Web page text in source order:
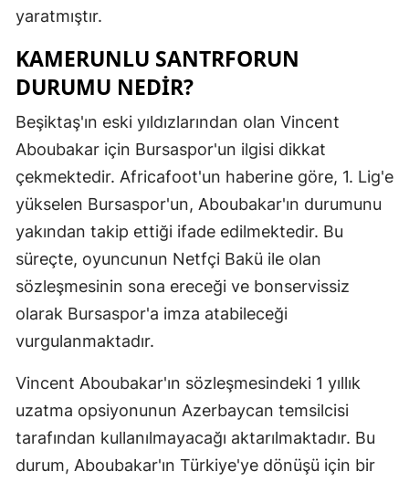
Giresun
Gümüşhane
Hakkari
Isparta
İzmir
Kars
Kastamonu
yaratmıştır.
KAMERUNLU SANTRFORUN
DURUMU NEDIR?
Beşiktaş'ın eski yıldızlarından olan Vincent
Aboubakar için Bursaspor'un ilgisi dikkat
çekmektedir. Africafoot'un haberine göre, 1. Lig'e
yükselen Bursaspor'un, Aboubakar'ın durumunu
yakından takip ettiği ifade edilmektedir. Bu
süreçte, oyuncunun Netfçi Bakü ile olan
sözleşmesinin sona ereceği ve bonservissiz
olarak Bursaspor'a imza atabileceği
vurgulanmaktadır.
Vincent Aboubakar'ın sözleşmesindeki 1 yıllık
uzatma opsiyonunun Azerbaycan temsilcisi
tarafından kullanılmayacağı aktarılmaktadır. Bu
durum, Aboubakar'ın Türkiye'ye dönüşü için bir